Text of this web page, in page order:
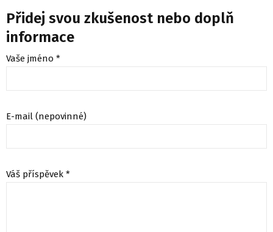
Přidej svou zkušenost nebo doplň
informace
Vaše jméno *
E-mail (nepovinné)
Váš příspěvek *